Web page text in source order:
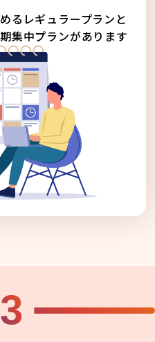
るレギュラープランと
集中プランがあります